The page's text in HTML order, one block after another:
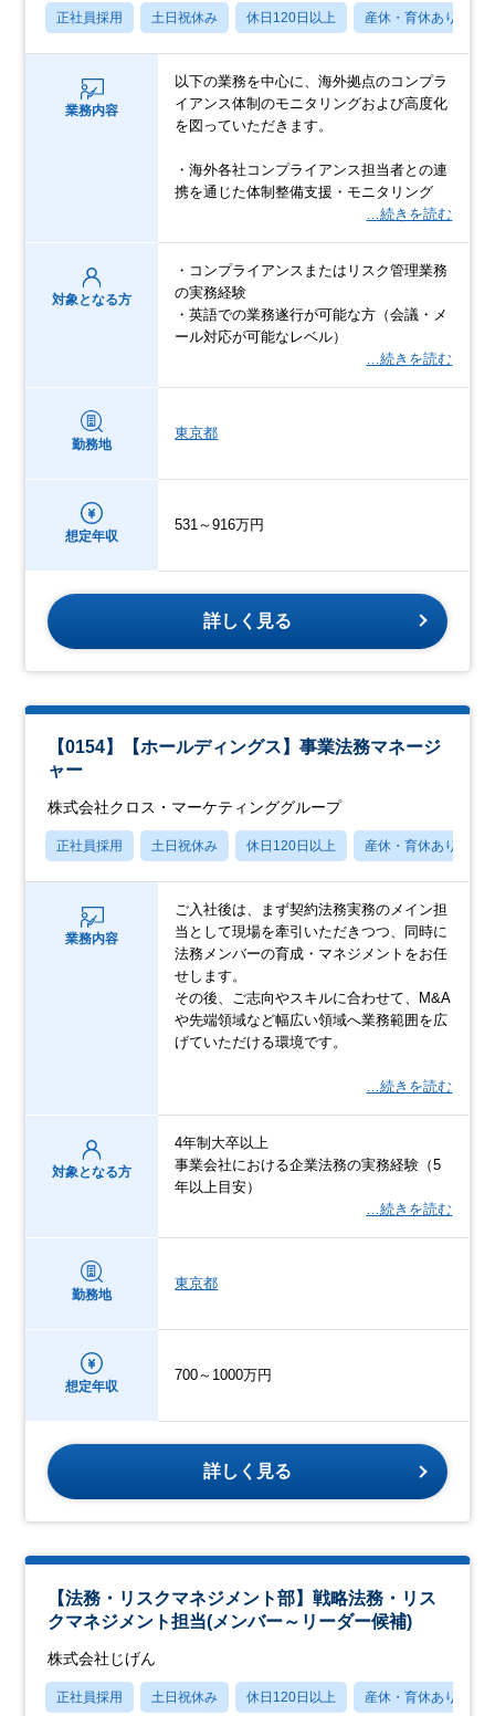
正社員採用 土日祝休み 休日120日以上 産休・育休あり
業務内容
以下の業務を中心に、海外拠点のコンプラ
イアンス体制のモニタリングおよび高度化
を図っていただきます。
・海外各社コンプライアンス担当者との連
携を通じた体制整備支援・モニタリング
…続きを読む
対象となる方
・コンプライアンスまたはリスク管理業務
の実務経験
・英語での業務遂行が可能な方（会議・メ
ール対応が可能なレベル）
…続きを読む
勤務地
東京都
想定年収
531～916万円
詳しく見る
【0154】【ホールディングス】事業法務マネージ
ャー
株式会社クロス・マーケティンググループ
正社員採用 土日祝休み 休日120日以上 産休・育休あり
業務内容
ご入社後は、まず契約法務実務のメイン担
当として現場を牽引いただきつつ、同時に
法務メンバーの育成・マネジメントをお任
せします。
その後、ご志向やスキルに合わせて、M&A
や先端領域など幅広い領域へ業務範囲を広
げていただける環境です。
…続きを読む
対象となる方
4年制大卒以上
事業会社における企業法務の実務経験（5
年以上目安）
…続きを読む
勤務地
東京都
想定年収
700～1000万円
詳しく見る
【法務・リスクマネジメント部】戦略法務・リス
クマネジメント担当(メンバー～リーダー候補)
株式会社じげん
正社員採用 土日祝休み 休日120日以上 産休・育休あり